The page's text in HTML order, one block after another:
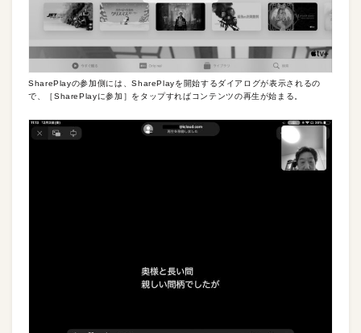
SharePlayの参加側には、SharePlayを開始するダイアログが表示されるの
で、［SharePlayに参加］をタップすればコンテンツの再生が始まる。